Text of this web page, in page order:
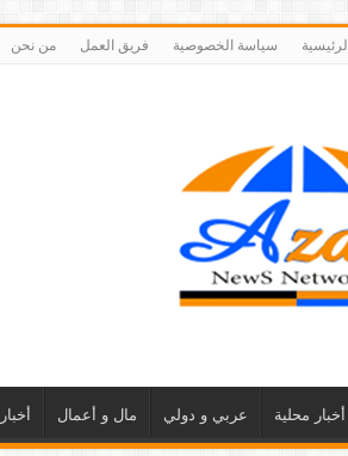
الرئيسية سياسة الخصوصية فريق العمل من نحن
أخبار محلية عربي و دولي مال و أعمال